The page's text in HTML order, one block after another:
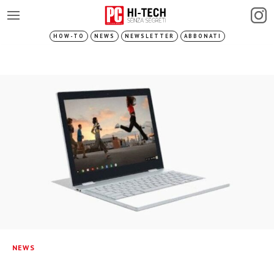
HOW-TO NEWS NEWSLETTER ABBONATI
NEWS